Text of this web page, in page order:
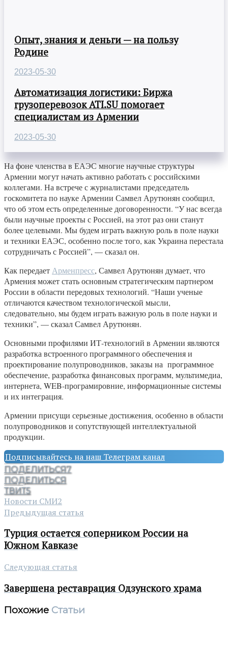
Опыт, знания и деньги — на пользу
Родине
2023-05-30
Автоматизация логистики: Биржа
грузоперевозок ATI.SU помогает
специалистам из Армении
2023-05-30
На фоне членства в ЕАЭС многие научные структуры
Армении могут начать активно работать с российскими
коллегами. На встрече с журналистами председатель
госкомитета по науке Армении Самвел Арутюнян сообщил,
что об этом есть определенные договоренности. “У нас всегда
были научные проекты с Россией, на этот раз они станут
более целевыми. Мы будем играть важную роль в поле науки
и техники ЕАЭС, особенно после того, как Украина перестала
сотрудничать с Россией”, — сказал он.
Как передает Арменпресс, Самвел Арутюнян думает, что
Армения может стать основным стратегическим партнером
России в области передовых технологий. “Наши ученые
отличаются качеством технологической мысли,
следовательно, мы будем играть важную роль в поле науки и
техники”, — сказал Самвел Арутюнян.
Основными профилями ИТ-технологий в Армении являются
разработка встроенного программного обеспечения и
проектирование полупроводников, заказы на программное
обеспечение, разработка финансовых программ, мультимедиа,
интернета, WEB-програмировние, информационные системы
и их интеграция.
Армении присущи серьезные достижения, особенно в области
полупроводников и сопутствующей интеллектуальной
продукции.
Подписывайтесь на наш Телеграм канал
ПОДЕЛИТЬСЯ7
ПОДЕЛИТЬСЯ
ТВИТ5
Новости СМИ2
Предыдущая статья
Турция остается соперником России на
Южном Кавказе
Следующая статья
Завершена реставрация Одзунского храма
Похожие Статьи